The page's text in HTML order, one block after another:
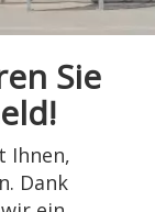
Sie
Ihnen,
Dank